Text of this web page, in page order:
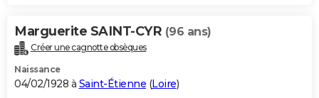
Marguerite SAINT-CYR (96 ans)
Créer une cagnotte obsèques
Naissance
04/02/1928 à Saint-Étienne (Loire)